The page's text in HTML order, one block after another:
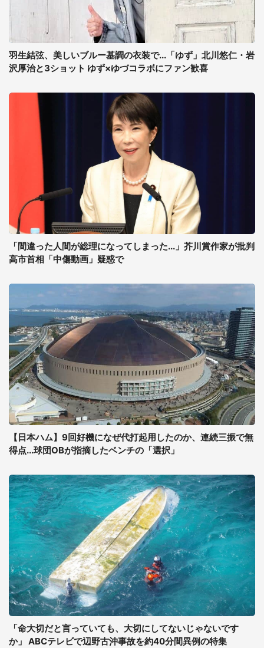
羽生結弦、美しいブルー基調の衣装で...「ゆず」北川悠仁・岩
沢厚治と3ショット ゆず×ゆづコラボにファン歓喜
「間違った人間が総理になってしまった...」芥川賞作家が批判
高市首相「中傷動画」疑惑で
【日本ハム】9回好機になぜ代打起用したのか、連続三振で無
得点...球団OBが指摘したベンチの「選択」
「命大切だと言っていても、大切にしてないじゃないです
か」 ABCテレビで辺野古沖事故を約40分間異例の特集